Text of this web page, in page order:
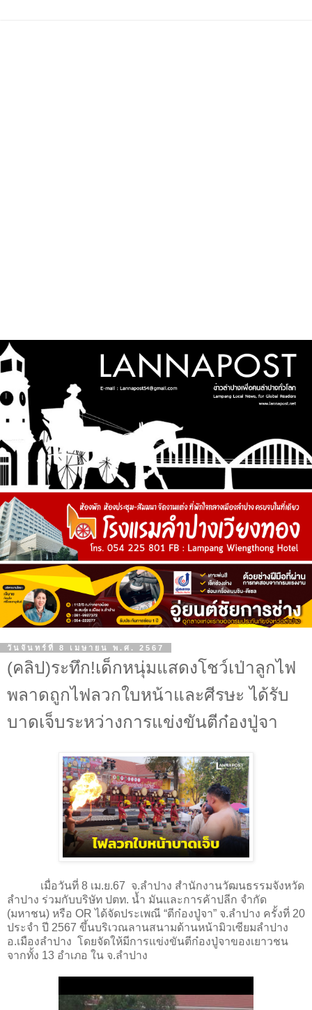
วันจันทร์ที่ 8 เมษายน พ.ศ. 2567
(คลิป)ระทึก!เด็กหนุ่มแสดงโชว์เป่าลูกไฟ
พลาดถูกไฟลวกใบหน้าและศีรษะ ได้รับ
บาดเจ็บระหว่างการแข่งขันตีก๋องปู่จา
เมื่อวันที่ 8 เม.ย.67 จ.ลำปาง สำนักงานวัฒนธรรมจังหวัด
ลำปาง ร่วมกับบริษัท ปตท. น้ำ มันและการค้าปลีก จำกัด
(มหาชน) หรือ OR ได้จัดประเพณี “ตีก๋องปู่จา” จ.ลำปาง ครั้งที่ 20
ประจำ ปี 2567 ขึ้นบริเวณลานสนามด้านหน้ามิวเซียมลำปาง
อ.เมืองลำปาง โดยจัดให้มีการแข่งขันตีก๋องปู่จาของเยาวชน
จากทั้ง 13 อำเภอ ใน จ.ลำปาง